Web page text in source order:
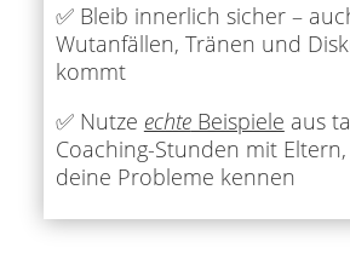
✅ Bleib innerlich sicher –
Wutanfällen, Tränen und
kommt
✅ Nutze echteBeispiele aus
Coaching-Stunden mit
deine Probleme kennen